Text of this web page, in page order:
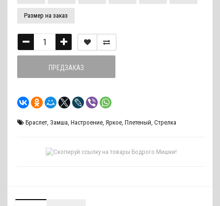
Размер на заказ
ПРЕДЗАКАЗ
Браслет, Замша, Настроение, Яркое, Плетеный, Стрелка